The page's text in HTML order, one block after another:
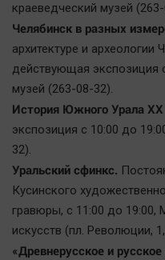
краеведческий музей
Челябинск в разных
архитектуре и археологии
действующая экспозиция
музей (263-08-32).
История Южного Урала ХХ
экспозиция с 10:00 до
32).
Уральский сфинкс.
Кусинского
гравюры, с 11:00 до 19:00,
искусств (пл. Революции,
«Древнерусское и